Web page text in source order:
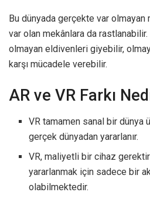
Bu dünyada gerçekte var olmayan
var olan mekânlara da rastlanabilir.
olmayan eldivenleri giyebilir,
karşı mücadele verebilir.
AR ve VR Farkı
VR tamamen sanal bir dünya
gerçek dünyadan yararlanır.
VR, maliyetli bir cihaz
yararlanmak için sadece bir
olabilmektedir.